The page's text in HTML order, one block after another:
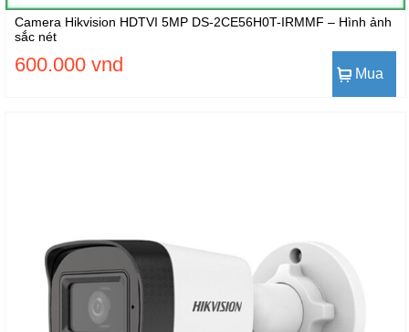
Camera Hikvision HDTVI 5MP DS-2CE56H0T-IRMMF – Hình ảnh
sắc nét
600.000 vnd Mua